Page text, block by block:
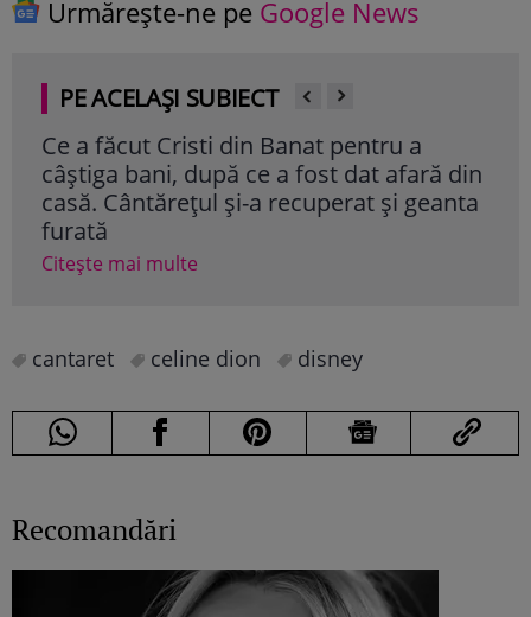
Urmărește-ne pe Google News
PE ACELAȘI SUBIECT
Ce a făcut Cristi din Banat pentru a
câștiga bani, după ce a fost dat afară din
casă. Cântărețul și-a recuperat și geanta
furată
Citește mai multe
cantaret celine dion disney
Recomandări